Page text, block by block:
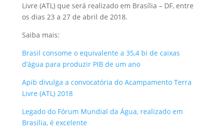
Livre (ATL) que será realizado em Brasília – DF, entre
os dias 23 a 27 de abril de 2018.
Saiba mais:
Brasil consome o equivalente a 35,4 bi de caixas
d’água para produzir PIB de um ano
Apib divulga a convocatória do Acampamento Terra
Livre (ATL) 2018
Legado do Fórum Mundial da Água, realizado em
Brasília, é excelente